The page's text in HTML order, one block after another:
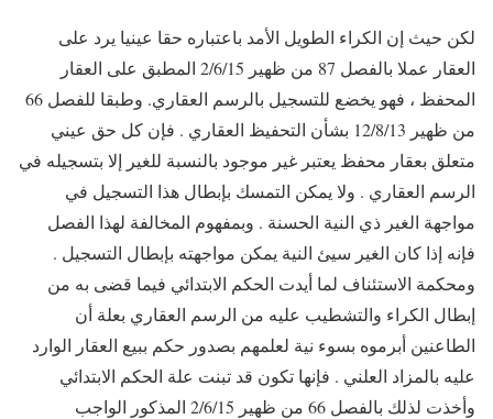
لكن حيث إن الكراء الطويل الأمد باعتباره حقا عينيا يرد على
العقار عملا بالفصل 87 من ظهير 2/6/15 المطبق على العقار
المحفظ ، فهو يخضع للتسجيل بالرسم العقاري. وطبقا للفصل 66
من ظهير 12/8/13 بشأن التحفيظ العقاري . فإن كل حق عيني
متعلق بعقار محفظ يعتبر غير موجود بالنسبة للغير إلا بتسجيله في
الرسم العقاري . ولا يمكن التمسك بإبطال هذا التسجيل في
مواجهة الغير ذي النية الحسنة . وبمفهوم المخالفة لهذا الفصل
فإنه إذا كان الغير سيئ النية يمكن مواجهته بإبطال التسجيل .
ومحكمة الاستئناف لما أيدت الحكم الابتدائي فيما قضى به من
إبطال الكراء والتشطيب عليه من الرسم العقاري بعلة أن
الطاعنين أبرموه بسوء نية لعلمهم بصدور حكم ببيع العقار الوارد
عليه بالمزاد العلني . فإنها تكون قد تبنت علة الحكم الابتدائي
وأخذت لذلك بالفصل 66 من ظهير 2/6/15 المذكور الواجب